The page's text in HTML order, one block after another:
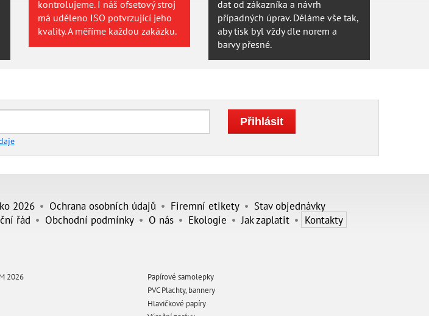
kontrolujeme. I náš ofsetový stroj
má uděleno ISO potvrzující jeho
kvality. A měříme každou zakázku.
dat od zákazníka a návrh
případných úprav. Děláme vše tak,
aby tisk byl vždy dle norem a
barvy přesné.
2026 Ochrana osobních údajů Firemní etikety
Stav objednávky
řád Obchodní podmínky O nás Ekologie Jak zaplatit Kontakty
2026
Papírové samolepky
PVC Plachty, bannery
Hlavičkové papíry